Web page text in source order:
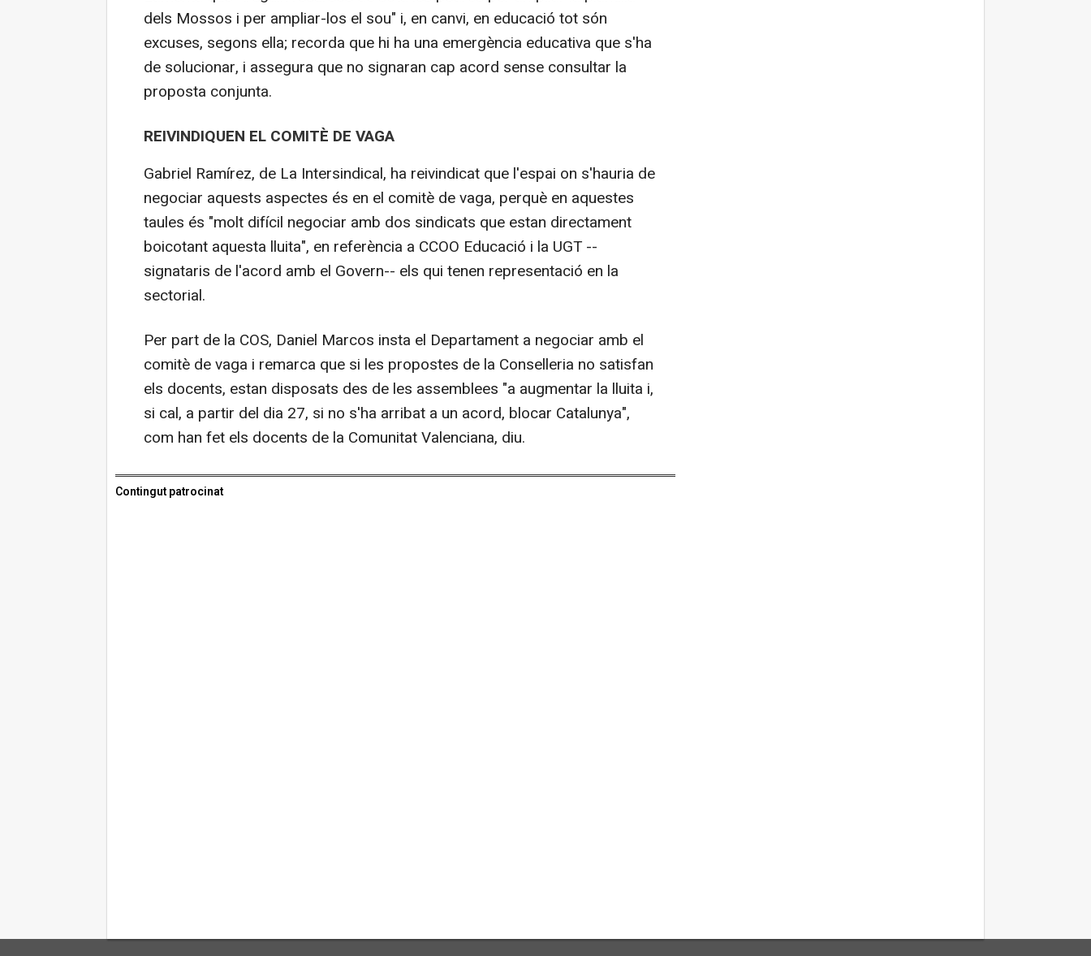
dels Mossos i per ampliar-los el sou" i, en canvi, en educació tot són
excuses, segons ella; recorda que hi ha una emergència educativa que s'ha
de solucionar, i assegura que no signaran cap acord sense consultar la
proposta conjunta.
REIVINDIQUEN EL COMITÈ DE VAGA
Gabriel Ramírez, de La Intersindical, ha reivindicat que l'espai on s'hauria de
negociar aquests aspectes és en el comitè de vaga, perquè en aquestes
taules és "molt difícil negociar amb dos sindicats que estan directament
boicotant aquesta lluita", en referència a CCOO Educació i la UGT --
signataris de l'acord amb el Govern-- els qui tenen representació en la
sectorial.
Per part de la COS, Daniel Marcos insta el Departament a negociar amb el
comitè de vaga i remarca que si les propostes de la Conselleria no satisfan
els docents, estan disposats des de les assemblees "a augmentar la lluita i,
si cal, a partir del dia 27, si no s'ha arribat a un acord, blocar Catalunya",
com han fet els docents de la Comunitat Valenciana, diu.
Contingut patrocinat